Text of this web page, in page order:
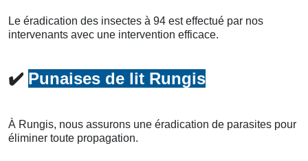
Le éradication des insectes à 94 est effectué par nos
intervenants avec une intervention efficace.
✔️ Punaises de lit Rungis
À Rungis, nous assurons une éradication de parasites pour
éliminer toute propagation.